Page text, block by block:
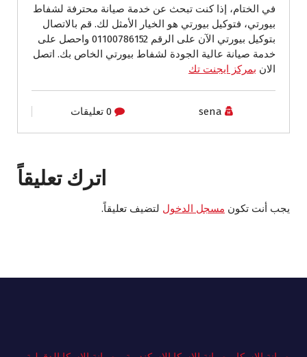
في الختام، إذا كنت تبحث عن خدمة صيانة محترفة لشفاط
بيورتي، فتوكيل بيورتي هو الخيار الأمثل لك. قم بالاتصال
بتوكيل بيورتي الآن على الرقم 01100786152 واحصل على
خدمة صيانة عالية الجودة لشفاط بيورتي الخاص بك. اتصل
الان بمركز ايجنت تك
sena 0 تعليقات
اترك تعليقاً
يجب أنت تكون مسجل الدخول لتضيف تعليقاً.